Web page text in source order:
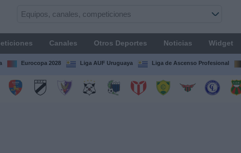
Canales Otros Deportes Noticias Widget
Eurocopa 2028 Liga AUF Uruguaya Liga de Ascenso Profesional